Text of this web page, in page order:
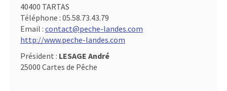
40400 TARTAS
Téléphone : 05.58.73.43.79
Email : contact@peche-landes.com
http://www.peche-landes.com
Président : LESAGE André
25000 Cartes de Pêche